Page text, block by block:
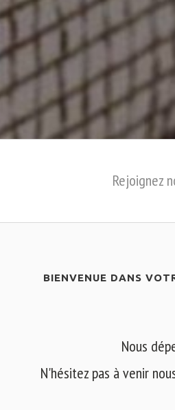
Rejoignez
BIENVENUE DANS
Nous
N'hésitez pas à venir